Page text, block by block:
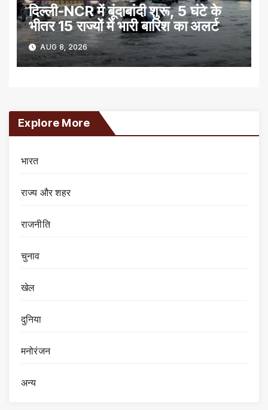
दिल्ली-NCR में बूंदाबांदी शुरू, 5 घंटे के
भीतर 15 राज्यों में भारी बारिश का अलर्ट
AUG 8, 2026
Explore More
भारत
राज्य और शहर
राजनीति
चुनाव
खेल
दुनिया
मनोरंजन
अन्य